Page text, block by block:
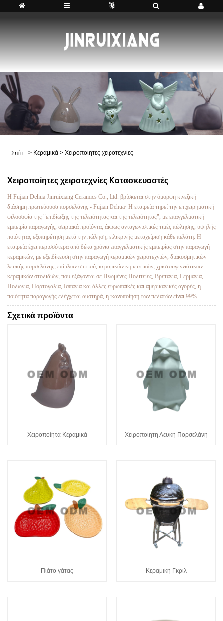
Σπίτι > Κεραμικά > Χειροποίητες χειροτεχνίες
Χειροποίητες χειροτεχνίες Κατασκευαστές
Η Fujian Dehua Jinruixiang Ceramics Co., Ltd. βρίσκεται στην όμορφη κινεζική
διάσημη πρωτεύουσα πορσελάνης - Fujian Dehua· Η εταιρεία τηρεί την επιχειρηματική
φιλοσοφία της "επιδίωξης της τελειότητας και της τελειότητας", με επαγγελματική
εμπειρία παραγωγής, σειριακά προϊόντα, άκρως ανταγωνιστικές τιμές πώλησης, υψηλής
ποιότητας εξυπηρέτηση μετά την πώληση, ειλικρινής μεταχείριση κάθε πελάτη. Η
εταιρεία έχει περισσότερα από δέκα χρόνια επαγγελματικής εμπειρίας στην παραγωγή
κεραμικών, με εξειδίκευση στην παραγωγή κεραμικών χειροτεχνιών, διακοσμητικών
λευκής πορσελάνης, επίπλων σπιτιού, κεραμικών κηπευτικών, χριστουγεννιάτικων
κεραμικών στολιδιών, που εξάγονται σε Ηνωμένες Πολιτείες, Βρετανία, Γερμανία,
Πολωνία, Πορτογαλία, Ισπανία και άλλες ευρωπαϊκές και αμερικανικές αγορές, η
ποιότητα παραγωγής ελέγχεται αυστηρά, η ικανοποίηση των πελατών είναι 99%
Σχετικά προϊόντα
Χειροποίητα Κεραμικά Χειροποίητη Λευκή Πορσελάνη
Πιάτο γάτας Κεραμική Γκριλ